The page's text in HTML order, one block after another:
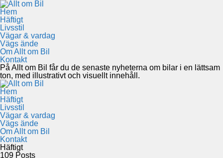
Hem
Häftigt
Livsstil
Vägar & vardag
Vägs ände
Om Allt om Bil
Kontakt
På Allt om Bil får du de senaste nyheterna om bilar i en lättsam
ton, med illustrativt och visuellt innehåll.
Hem
Häftigt
Livsstil
Vägar & vardag
Vägs ände
Om Allt om Bil
Kontakt
Häftigt
109 Posts